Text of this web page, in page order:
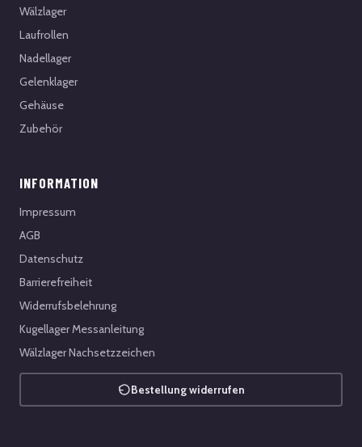
Wälzlager
Laufrollen
Nadellager
Gelenklager
Gehäuse
Zubehör
INFORMATION
Impressum
AGB
Datenschutz
Barrierefreiheit
Widerrufsbelehrung
Kugellager Messanleitung
Wälzlager Nachsetzzeichen
Bestellung widerrufen